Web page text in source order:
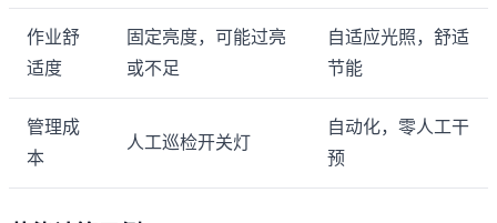
作业舒
适度
固定亮度，可能过亮
或不足
自适应光照，舒适
节能
管理成
本
人工巡检开关灯
自动化，零人工干
预